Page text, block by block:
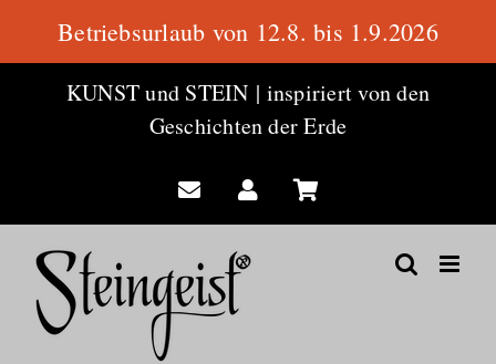
KUNST und STEIN | inspiriert von den
Geschichten der Erde
Betriebsurlaub von 12.8. bis 1.9.2026